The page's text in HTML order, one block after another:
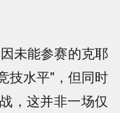
未能参赛的克耶
技水平"，但同时
，这并非一场仅